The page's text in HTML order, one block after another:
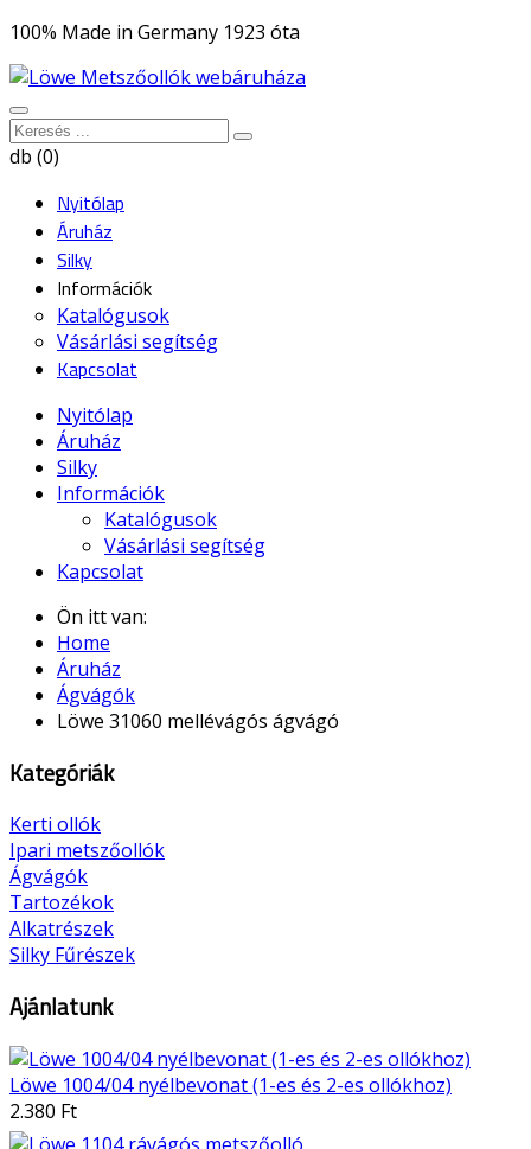
100% Made in Germany 1923 óta
db (0)
Nyitólap
Áruház
Silky
Információk
Katalógusok
Vásárlási segítség
Kapcsolat
Nyitólap
Áruház
Silky
Információk
Katalógusok
Vásárlási segítség
Kapcsolat
Ön itt van:
Home
Áruház
Ágvágók
Löwe 31060 mellévágós ágvágó
Kategóriák
Kerti ollók
Ipari metszőollók
Ágvágók
Tartozékok
Alkatrészek
Silky Fűrészek
Ajánlatunk
Löwe 1004/04 nyélbevonat (1-es és 2-es ollókhoz)
2.380 Ft